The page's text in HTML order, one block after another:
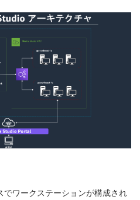
でワークステーションが構成され